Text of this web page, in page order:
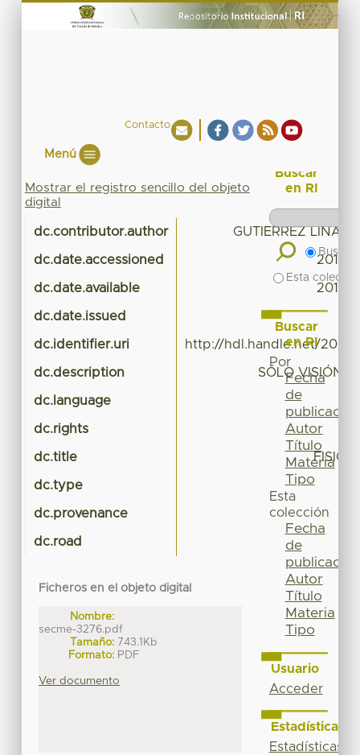
Contacto
Menú
Mostrar el registro sencillo del objeto
digital
dc.contributor.author GUTIERREZ LIÑAN
dc.date.accessioned 2016-
dc.date.available 2016-
dc.date.issued
dc.identifier.uri http://hdl.handle.net/
dc.description SÓLO VISIÓN
dc.language
dc.rights
dc.title
dc.type
dc.provenance
dc.road
Ficheros en el objeto digital
Nombre:
secme-3276.pdf
Tamaño: 743.1Kb
Formato: PDF
Ver documento
Buscar
en RI
Buscar
Esta
Buscar
en RI
Por
Fecha
de
publicación
Autor
Título
Materia
Tipo
Esta
colección
Fecha
de
publicación
Autor
Título
Materia
Tipo
Usuario
Acceder
Estadísticas
Estadísticas